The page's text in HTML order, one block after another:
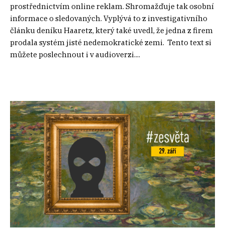
prostřednictvím online reklam. Shromažďuje tak osobní
informace o sledovaných. Vyplývá to z investigativního
článku deníku Haaretz, který také uvedl, že jedna z firem
prodala systém jisté nedemokratické zemi. Tento text si
můžete poslechnout i v audioverzi....